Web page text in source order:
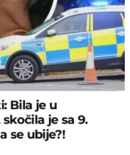
Bila je u
je sa 9.
se ubije?!